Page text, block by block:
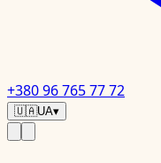
+380 96 765 77 72
🇺🇦UA▾